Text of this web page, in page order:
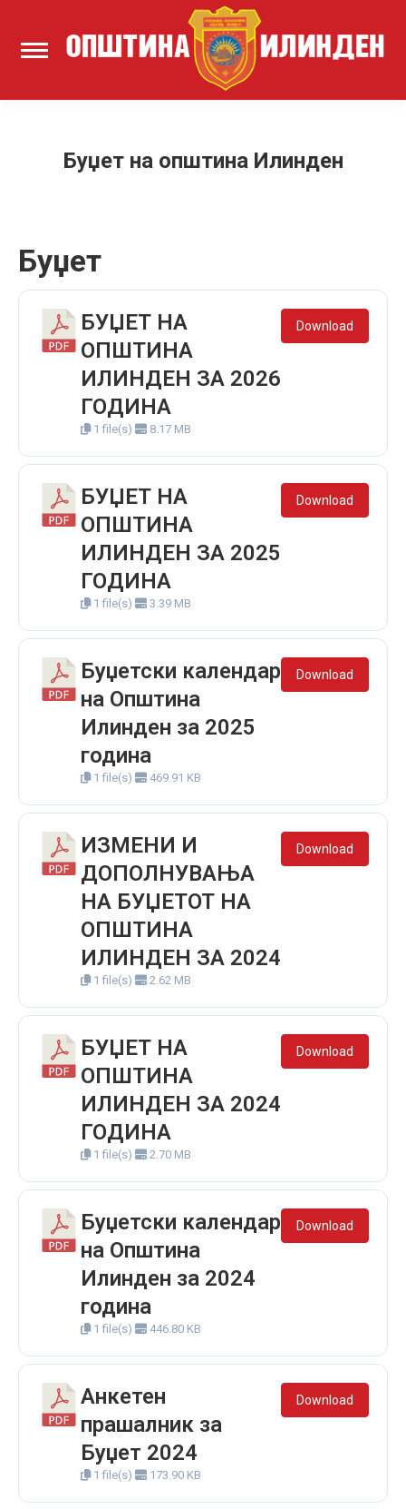
Буџет на општина Илинден
Буџет
БУЏЕТ НА
ОПШТИНА
ИЛИНДЕН ЗА 2026
ГОДИНА
1 file(s) 8.17 MB
Download
БУЏЕТ НА
ОПШТИНА
ИЛИНДЕН ЗА 2025
ГОДИНА
1 file(s) 3.39 MB
Download
Буџетски календар
на Општина
Илинден за 2025
година
1 file(s) 469.91 KB
Download
ИЗМЕНИ И
ДОПОЛНУВАЊА
НА БУЏЕТОТ НА
ОПШТИНА
ИЛИНДЕН ЗА 2024
1 file(s) 2.62 MB
Download
БУЏЕТ НА
ОПШТИНА
ИЛИНДЕН ЗА 2024
ГОДИНА
1 file(s) 2.70 MB
Download
Буџетски календар
на Општина
Илинден за 2024
година
1 file(s) 446.80 KB
Download
Анкетен
прашалник за
Буџет 2024
1 file(s) 173.90 KB
Download